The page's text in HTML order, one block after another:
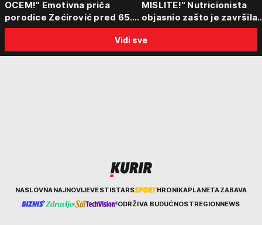
OCEM!" Emotivna priča
porodice Zećirović pred 65.
Sabor trubača u Guči
MISLITE!" Nutricionista
objasnio zašto je završila
među najzdravijim
namirnicama i šta
jesti leti, a šta preskočiti
Vidi sve
KurirNASLOVNANAJNOVIJEVESTISTARS HRONIKAPLANETAZABAVA
ODRŽIVA BUDUĆNOSTREGIONNEWS